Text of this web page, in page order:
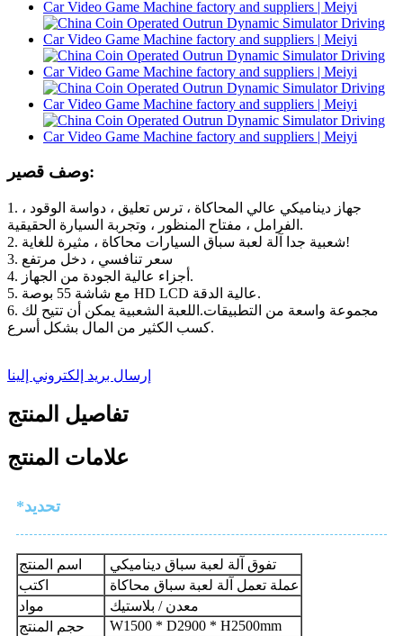
وصف قصير:
1. جهاز ديناميكي عالي المحاكاة ، ترس تعليق ، دواسة الوقود ،
الفرامل ، مفتاح المنظور ، وتجربة السيارة الحقيقية.
2. شعبية جدا آلة لعبة سباق السيارات محاكاة ، مثيرة للغاية!
3. سعر تنافسي ، دخل مرتفع
4. أجزاء عالية الجودة من الجهاز.
5. مع شاشة 55 بوصة HD LCD عالية الدقة.
6. مجموعة واسعة من التطبيقات.اللعبة الشعبية يمكن أن تتيح لك
كسب الكثير من المال بشكل أسرع.
إرسال بريد إلكتروني إلينا
تفاصيل المنتج
علامات المنتج
*تحديد
اسم المنتج
تفوق آلة لعبة سباق ديناميكي
اكتب
عملة تعمل آلة لعبة سباق محاكاة
مواد
معدن / بلاستيك
حجم المنتج
W1500 * D2900 * H2500mm